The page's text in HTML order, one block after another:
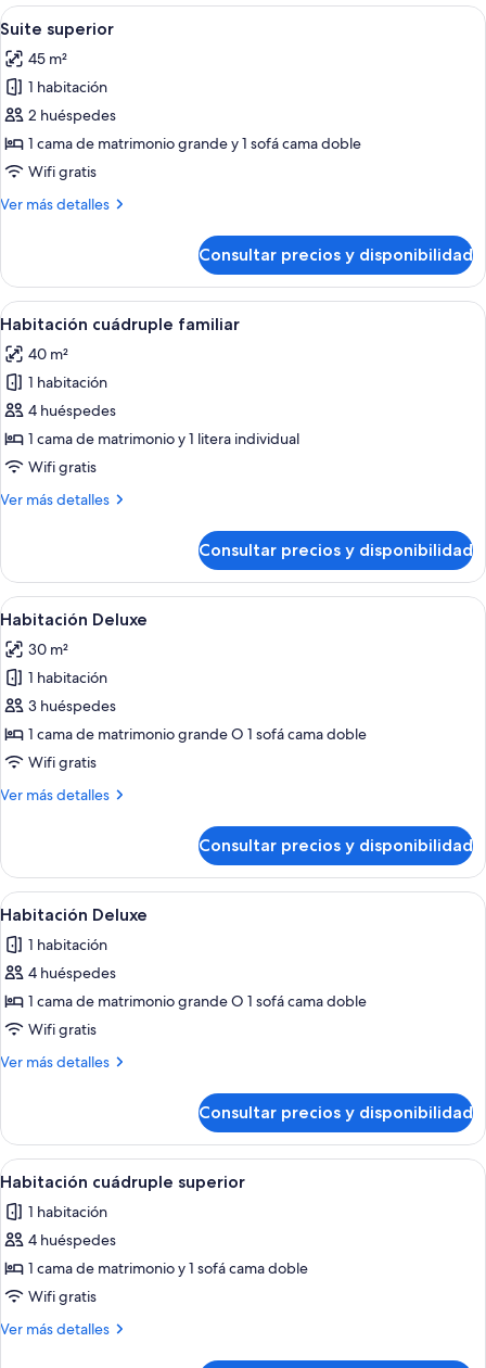
Abrir
todas
las
fotos
de
Suite
superior
Una habitación moderna y luminosa
12
Suite superior
45 m²
1 habitación
2 huéspedes
1 cama de matrimonio grande y 1 sofá cama doble
Wifi gratis
Ver más detalles
Más
superior
Consultar precios y disponibilidad
Abrir
todas
las
fotos
de
Habitación
cuádruple
Un interior de madera con una
5
Habitación cuádruple familiar
40 m²
1 habitación
4 huéspedes
1 cama de matrimonio y 1 litera individual
Wifi gratis
Ver más detalles
Más
cuádruple
familiar
Consultar precios y disponibilidad
Abrir
todas
las
fotos
de
Habitación
Deluxe
Habitación de hotel con una cama
4
Habitación Deluxe
30 m²
1 habitación
3 huéspedes
1 cama de matrimonio grande O 1 sofá cama doble
Wifi gratis
Ver más detalles
Más
Deluxe
Consultar precios y disponibilidad
Abrir
todas
las
fotos
de
Habitación
Deluxe
Habitación de hotel con cama,
4
Habitación Deluxe
1 habitación
4 huéspedes
1 cama de matrimonio grande O 1 sofá cama doble
Wifi gratis
Ver más detalles
Más
Deluxe
Consultar precios y disponibilidad
Abrir
todas
las
fotos
de
Habitación
cuádruple
Habitación de hotel con una cama
1
Habitación cuádruple superior
1 habitación
4 huéspedes
1 cama de matrimonio y 1 sofá cama doble
Wifi gratis
Ver más detalles
Más